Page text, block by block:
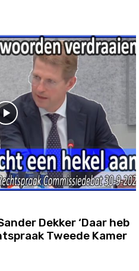
Dekker ‘Daar heb
Tweede Kamer